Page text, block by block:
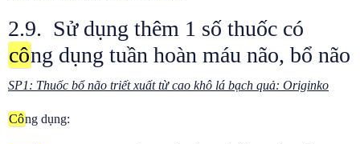
2.9. Sử dụng thêm 1 số thuốc có
công dụng tuần hoàn máu não, bổ não
SP1: Thuốc bổ não triết xuất từ cao khô lá bạch quả: Originko
Công dụng: